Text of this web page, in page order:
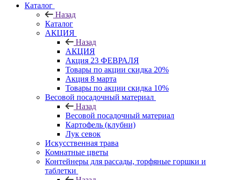
Каталог
Назад
Каталог
АКЦИЯ
Назад
АКЦИЯ
Акция 23 ФЕВРАЛЯ
Товары по акции скидка 20%
Акция 8 марта
Товары по акции скидка 10%
Весовой посадочный материал
Назад
Весовой посадочный материал
Картофель (клубни)
Лук севок
Искусственная трава
Комнатные цветы
Контейнеры для рассады, торфяные горшки и
таблетки